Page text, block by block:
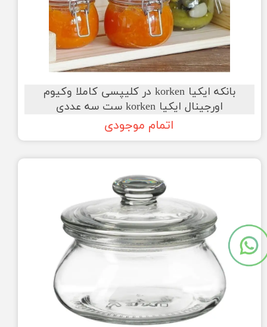
بانکه ایکیا korken در کلیپسی کاملا وکیوم
اورجینال ایکیا korken ست سه عددی
اتمام موجودی